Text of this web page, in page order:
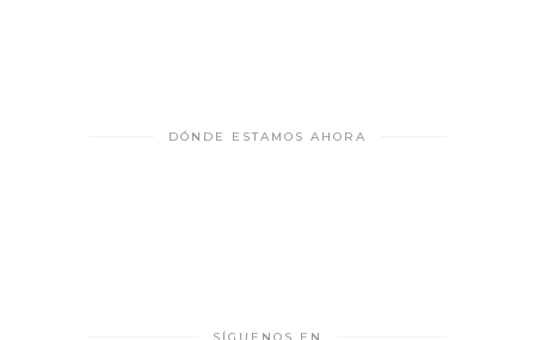
DÓNDE ESTAMOS AHORA
SÍGUENOS EN